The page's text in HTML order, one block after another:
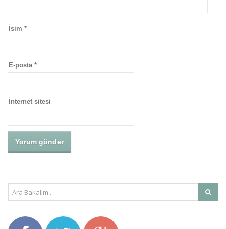
İsim *
E-posta *
İnternet sitesi